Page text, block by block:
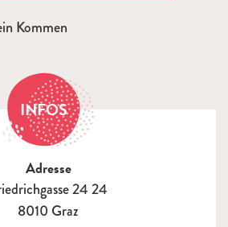
INFOS
Adresse
24 24
8010 Graz
Kommen